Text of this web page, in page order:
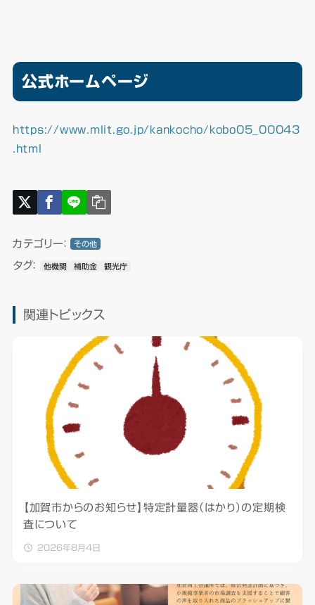
公式ホームページ
https://www.mlit.go.jp/kankocho/kobo05_00043
.html
カテゴリー： その他
タグ： 他機関 補助金 観光庁
関連トピックス
【加賀市からのお知らせ】特定計量器（はかり）の定期検
査について
2026年8月4日